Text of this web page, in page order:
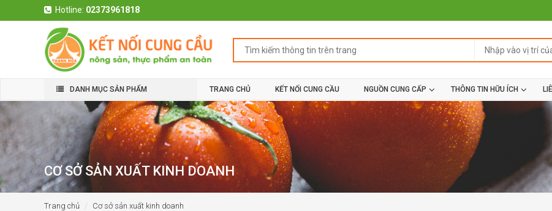
Hotline: 02373961818
DANH MỤC SẢN PHẨM TRANG CHỦ KẾT NỐI CUNG CẦU NGUỒN CUNG CẤP THÔNG TIN HỮU ÍCH
CƠ SỞ SẢN XUẤT KINH DOANH
Trang chủ Cơ sở sản xuất kinh doanh